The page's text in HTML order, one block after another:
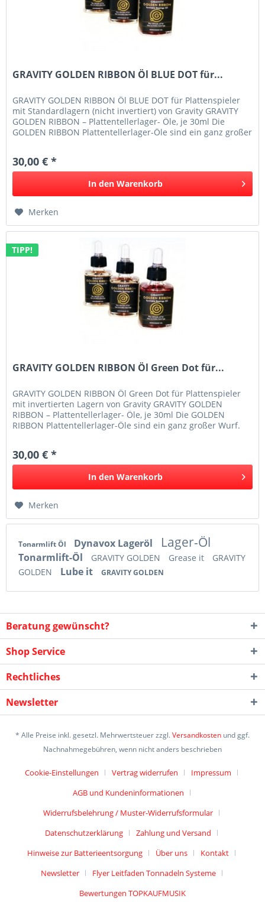
GRAVITY GOLDEN RIBBON Öl BLUE DOT für...
GRAVITY GOLDEN RIBBON Öl BLUE DOT für Plattenspieler
mit Standardlagern (nicht invertiert) von Gravity GRAVITY
GOLDEN RIBBON – Plattentellerlager- Öle, je 30ml Die
GOLDEN RIBBON Plattentellerlager-Öle sind ein ganz großer
30,00 € *
In den Warenkorb
Merken
TIPP!
GRAVITY GOLDEN RIBBON Öl Green Dot für...
GRAVITY GOLDEN RIBBON Öl Green Dot für Plattenspieler
mit invertierten Lagern von Gravity GRAVITY GOLDEN
RIBBON – Plattentellerlager- Öle, je 30ml Die GOLDEN
RIBBON Plattentellerlager-Öle sind ein ganz großer Wurf.
30,00 € *
In den Warenkorb
Merken
Tonarmlift Öl Dynavox Lageröl Lager-Öl
Tonarmlift-Öl GRAVITY GOLDEN Grease it
GRAVITY
GOLDEN
Lube it GRAVITY GOLDEN
Beratung gewünscht?
Shop Service
Rechtliches
Newsletter
* Alle Preise inkl. gesetzl. Mehrwertsteuer zzgl.Versandkosten und ggf.
Nachnahmegebühren, wenn nicht anders beschrieben
Cookie-Einstellungen Vertrag widerrufen
Impressum
AGB und Kundeninformationen
Widerrufsbelehrung / Muster-Widerrufsformular
Datenschutzerklärung
Zahlung und Versand
Hinweise zur Batterieentsorgung
Über uns
Kontakt
Newsletter
Flyer Leitfaden Tonnadeln Systeme
Bewertungen TOPKAUFMUSIK